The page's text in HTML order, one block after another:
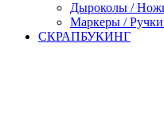
Дыроколы /
Маркеры /
СКРАПБУКИНГ